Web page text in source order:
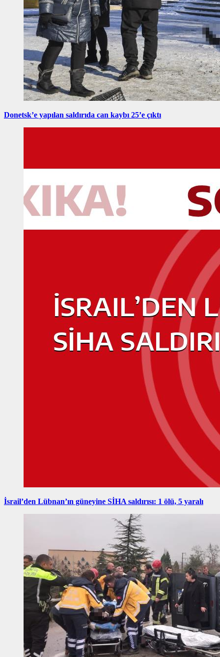
Donetsk’e yapılan saldırıda can kaybı 25’e çıktı
İsrail’den Lübnan’ın güneyine SİHA saldırısı: 1 ölü, 5 yaralı